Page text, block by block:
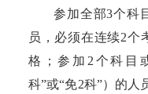
参加全部3个科
员，必须在连续2个
格；参加2个科目
科”或“免2科”）的人